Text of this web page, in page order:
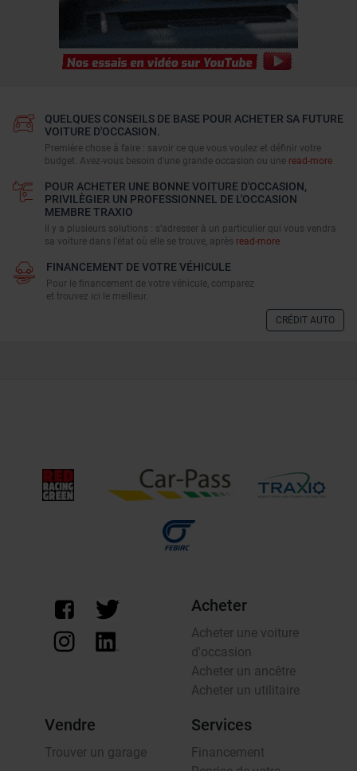
QUELQUES CONSEILS DE BASE POUR ACHETER SA FUTURE
VOITURE D'OCCASION.
Première chose à faire : savoir ce que vous voulez et définir votre
budget. Avez-vous besoin d'une grande occasion ou une read-more
POUR ACHETER UNE BONNE VOITURE D'OCCASION,
PRIVILÈGIER UN PROFESSIONNEL DE L'OCCASION
MEMBRE TRAXIO
Il y a plusieurs solutions : s’adresser à un particulier qui vous vendra
sa voiture dans l’état où elle se trouve, après read-more
FINANCEMENT DE VOTRE VÉHICULE
Pour le financement de votre véhicule, comparez
et trouvez ici le meilleur.
CRÉDIT AUTO
Acheter
Acheter une voiture
d'occasion
Acheter un ancêtre
Acheter un utilitaire
Vendre
Trouver un garage
Services
Financement